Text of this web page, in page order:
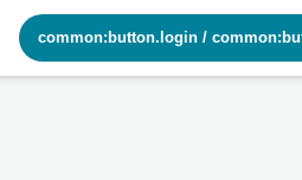
common:button.login /